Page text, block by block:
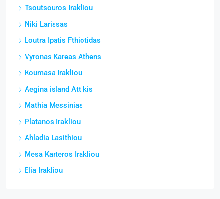
Tsoutsouros Irakliou
Niki Larissas
Loutra Ipatis Fthiotidas
Vyronas Kareas Athens
Koumasa Irakliou
Aegina island Attikis
Mathia Messinias
Platanos Irakliou
Ahladia Lasithiou
Mesa Karteros Irakliou
Elia Irakliou